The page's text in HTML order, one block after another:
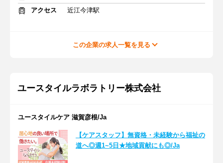
アクセス
近江今津駅
この企業の求人一覧を見る
ユースタイルラボラトリー株式会社
ユースタイルケア 滋賀彦根/Ja
【ケアスタッフ】無資格・未経験から福祉の
道へ◎週1~5日★地域貢献にも◎/Ja